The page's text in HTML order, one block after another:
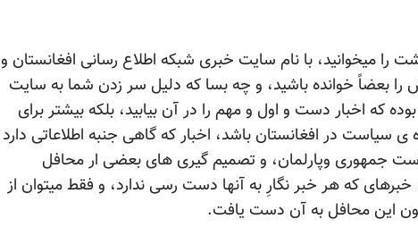
را میخوانید، با نام سایت خبری شبکه اطلاع رسانی افغانستان و
را بعضاً خوانده باشید، و چه بسا که دلیل سر زدن شما به سایت
که اخبار دست و اول و مهم را در آن بیابید، بلکه بیشتر برای
سیاست در افغانستان باشد، اخبار که گاهی جنبه اطلاعاتی دارد
جمهوری وپارلمان، و تصمیم گیری های بعضی ار محافل
که هر خبر نگارِ به آنها دست رسی ندارد، و فقط میتوان از
این محافل به آن دست یافت.